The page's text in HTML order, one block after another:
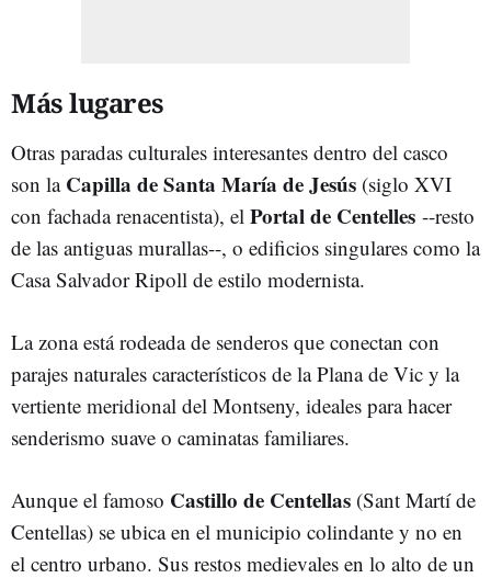
Más lugares
Otras paradas culturales interesantes dentro del casco
son la Capilla de Santa María de Jesús (siglo XVI
con fachada renacentista), el Portal de Centelles --resto
de las antiguas murallas--, o edificios singulares como la
Casa Salvador Ripoll de estilo modernista.
La zona está rodeada de senderos que conectan con
parajes naturales característicos de la Plana de Vic y la
vertiente meridional del Montseny, ideales para hacer
senderismo suave o caminatas familiares.
Aunque el famoso Castillo de Centellas (Sant Martí de
Centellas) se ubica en el municipio colindante y no en
el centro urbano. Sus restos medievales en lo alto de un